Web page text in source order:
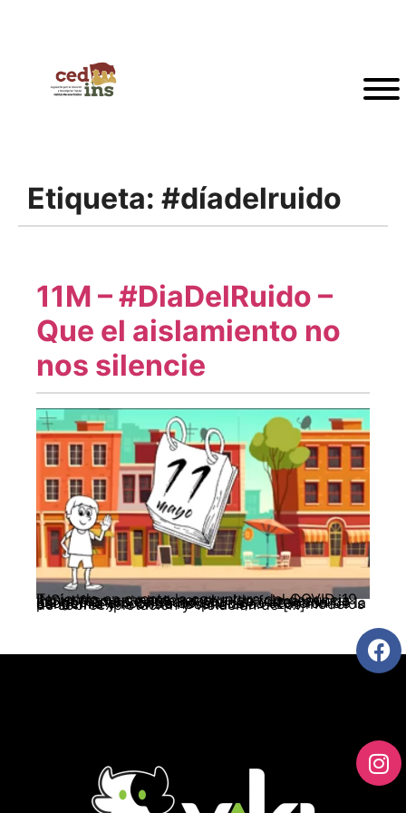
Etiqueta: #díadelruido
11M – #DiaDelRuido –
Que el aislamiento no
nos silencie
Teniendo en cuenta la coyuntura del COVID-19, INSistimos en mantener el ruido y la denuncia como forma de lucha ante: – La forma en que los gobiernos del mundo han priorizado la economía en contra de la vida, la atención de la pandemia y la crisis hospitalaria. – Los modelos de sobreexplotación y violación de […]